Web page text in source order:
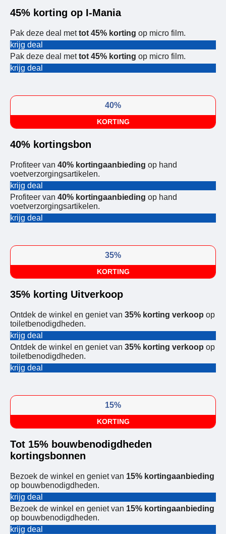
45% korting op I-Mania
Pak deze deal mettot 45% korting op micro film.
krijg deal
Pak deze deal mettot 45% korting op micro film.
krijg deal
40%
KORTING
40% kortingsbon
Profiteer van 40% kortingaanbieding op hand
voetverzorgingsartikelen.
krijg deal
Profiteer van 40% kortingaanbieding op hand
voetverzorgingsartikelen.
krijg deal
35%
KORTING
35% korting Uitverkoop
Ontdek de winkel en geniet van 35% korting verkoop op
toiletbenodigdheden.
krijg deal
Ontdek de winkel en geniet van 35% korting verkoop op
toiletbenodigdheden.
krijg deal
15%
KORTING
Tot 15% bouwbenodigdheden
kortingsbonnen
Bezoek de winkel en geniet van 15% kortingaanbieding
op bouwbenodigdheden.
krijg deal
Bezoek de winkel en geniet van 15% kortingaanbieding
op bouwbenodigdheden.
krijg deal